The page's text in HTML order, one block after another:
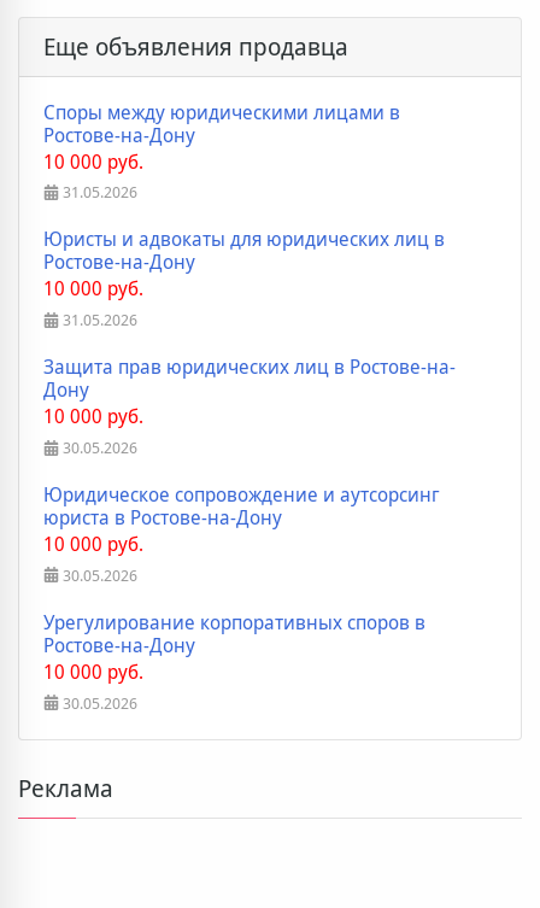
Еще объявления продавца
Споры между юридическими лицами в
Ростове-на-Дону
10 000 руб.
31.05.2026
Юристы и адвокаты для юридических лиц в
Ростове-на-Дону
10 000 руб.
31.05.2026
Защита прав юридических лиц в Ростове-на-
Дону
10 000 руб.
30.05.2026
Юридическое сопровождение и аутсорсинг
юриста в Ростове-на-Дону
10 000 руб.
30.05.2026
Урегулирование корпоративных споров в
Ростове-на-Дону
10 000 руб.
30.05.2026
Реклама